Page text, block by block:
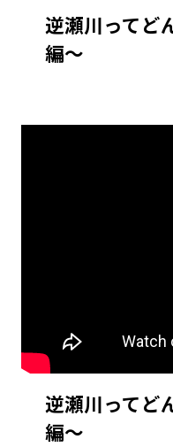
逆瀬川って
編〜
逆瀬川って
編〜